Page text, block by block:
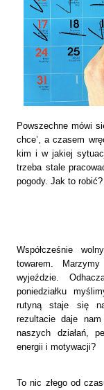
Powszechne mówi
chce’, a czasem
kim i w jakiej
trzeba stale
pogody. Jak to robić?
Współcześnie
towarem.
wyjeździe.
poniedziałku
rutyną staje się
rezultacie daje
naszych działań,
energii i motywacji?
To nic złego od